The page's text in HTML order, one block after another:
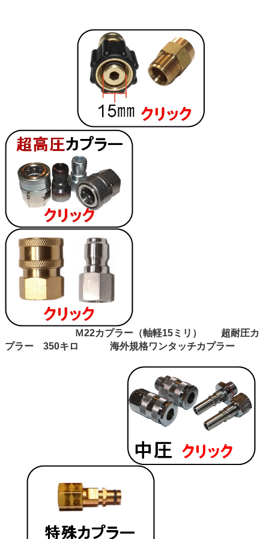
Ｍ22カプラー（軸軽15ミリ） 超耐圧カ
プラー 350キロ 海外規格ワンタッチカプラー